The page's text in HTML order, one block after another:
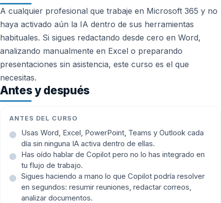
A cualquier profesional que trabaje en Microsoft 365 y no
haya activado aún la IA dentro de sus herramientas
habituales. Si sigues redactando desde cero en Word,
analizando manualmente en Excel o preparando
presentaciones sin asistencia, este curso es el que
necesitas.
Antes y después
ANTES DEL CURSO
Usas Word, Excel, PowerPoint, Teams y Outlook cada
día sin ninguna IA activa dentro de ellas.
Has oído hablar de Copilot pero no lo has integrado en
tu flujo de trabajo.
Sigues haciendo a mano lo que Copilot podría resolver
en segundos: resumir reuniones, redactar correos,
analizar documentos.